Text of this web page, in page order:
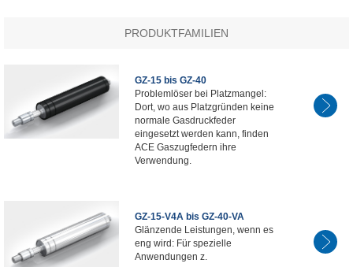
PRODUKTFAMILIEN
GZ-15 bis GZ-40
Problemlöser bei Platzmangel:
Dort, wo aus Platzgründen keine
normale Gasdruckfeder
eingesetzt werden kann, finden
ACE Gaszugfedern ihre
Verwendung.
GZ-15-V4A bis GZ-40-VA
Glänzende Leistungen, wenn es
eng wird: Für spezielle
Anwendungen z.